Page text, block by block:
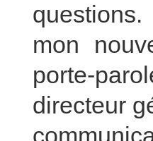
mon
porte-
directeur